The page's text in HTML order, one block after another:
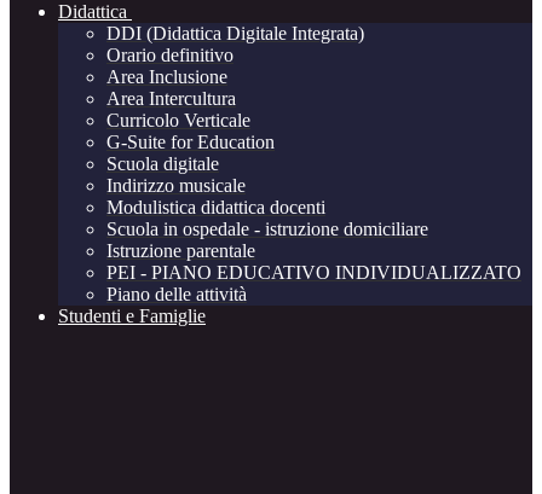
Didattica
DDI (Didattica Digitale Integrata)
Orario definitivo
Area Inclusione
Area Intercultura
Curricolo Verticale
G-Suite for Education
Scuola digitale
Indirizzo musicale
Modulistica didattica docenti
Scuola in ospedale - istruzione domiciliare
Istruzione parentale
PEI - PIANO EDUCATIVO INDIVIDUALIZZATO
Piano delle attività
Studenti e Famiglie